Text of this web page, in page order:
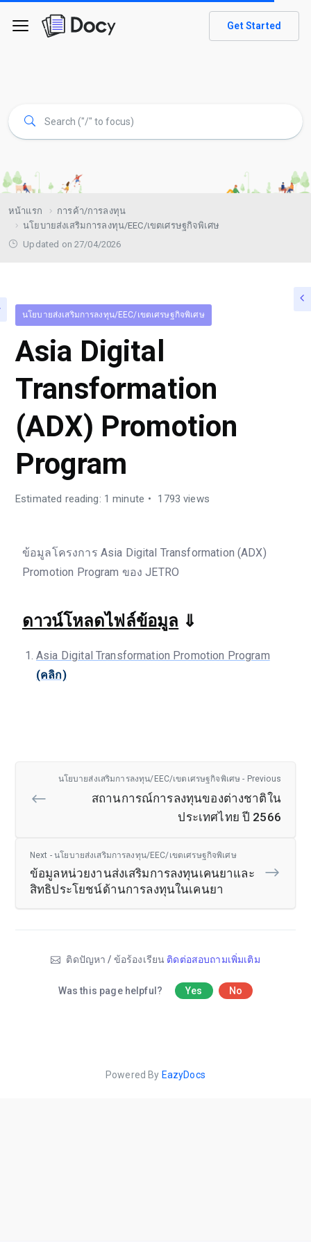
Get Started
หน้าแรก
การค้า/การลงทุน
นโยบายส่งเสริมการลงทุน/EEC/เขตเศรษฐกิจพิเศษ
Updated on 27/04/2026
นโยบายส่งเสริมการลงทุน/EEC/เขตเศรษฐกิจพิเศษ
Asia Digital
Transformation
(ADX) Promotion
Program
Estimated reading: 1 minute 1793 views
ข้อมูลโครงการ Asia Digital Transformation (ADX)
Promotion Program ของ JETRO
ดาวน์โหลดไฟล์ข้อมูล ⇓
Asia Digital Transformation Promotion Program
(คลิก)
นโยบายส่งเสริมการลงทุน/EEC/เขตเศรษฐกิจพิเศษ - Previous
สถานการณ์การลงทุนของต่างชาติใน
ประเทศไทย ปี 2566
Next - นโยบายส่งเสริมการลงทุน/EEC/เขตเศรษฐกิจพิเศษ
ข้อมูลหน่วยงานส่งเสริมการลงทุนเคนยาและ
สิทธิประโยชน์ด้านการลงทุนในเคนยา
ติดปัญหา / ข้อร้องเรียน ติดต่อสอบถามเพิ่มเติม
Was this page helpful? Yes No
Powered By EazyDocs